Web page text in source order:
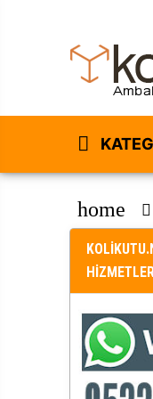
home